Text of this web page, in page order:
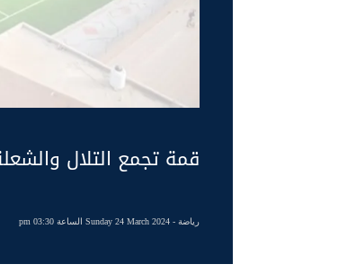
قمة تجمع التلال
رياضة- Sunday 24 March 2024 الساعة 03:30 pm